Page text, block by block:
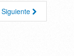
Siguiente